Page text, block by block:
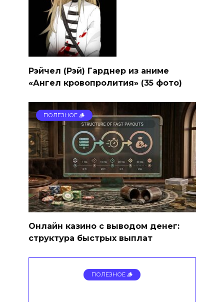
Рэйчел (Рэй) Гарднер из аниме
«Ангел кровопролития» (35 фото)
ПОЛЕЗНОЕ 🪵
Онлайн казино с выводом денег:
структура быстрых выплат
ПОЛЕЗНОЕ 🪵